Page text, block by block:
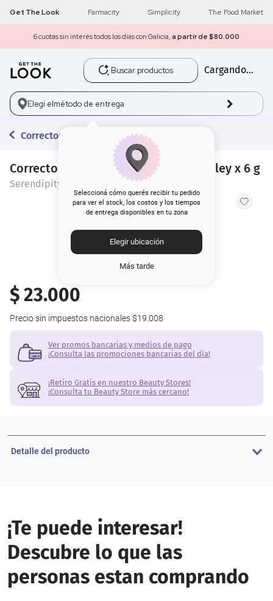
Get The Look Farmacity Simplicity The Food Market
6 cuotas sin interés todos los días con Galicia, a partir de $80.000
Buscar productos
Cargando...
Elegí elmétodo de entrega
Seleccioná cómo querés recibir tu pedido
para ver el stock, los costos y los tiempos
de entrega disponibles en tu zona
Elegir ubicación
Más tarde
Correctores
Corrector Líquido Hd Serendipity Bailey x 6 g
Serendipity
$23.000
Precio sin impuestos nacionales $19.008
Ver promos bancarias y medios de pago
¡Consulta las promociones bancarias del día!
¡Retiro Gratis en nuestro Beauty Stores!
¡Consulta tu Beauty Store más cercano!
Detalle del producto
¡Te puede interesar!
Descubre lo que las
personas estan comprando
1 get the look
2 máscara pestañas
3.
5. corrector
9. cher
10